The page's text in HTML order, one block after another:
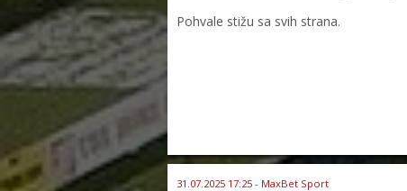
Pohvale stižu sa svih strana.
31.07.2025 17:25 - MaxBet Sport